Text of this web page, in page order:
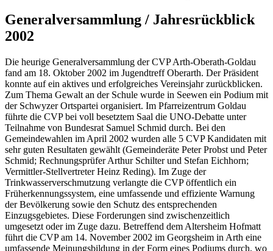
Generalversammlung / Jahresrückblick
2002
Die heurige Generalversammlung der CVP Arth-Oberath-Goldau
fand am 18. Oktober 2002 im Jugendtreff Oberarth. Der Präsident
konnte auf ein aktives und erfolgreiches Vereinsjahr zurückblicken.
Zum Thema Gewalt an der Schule wurde in Seewen ein Podium mit
der Schwyzer Ortspartei organisiert. Im Pfarreizentrum Goldau
führte die CVP bei voll besetztem Saal die UNO-Debatte unter
Teilnahme von Bundesrat Samuel Schmid durch. Bei den
Gemeindewahlen im April 2002 wurden alle 5 CVP Kandidaten mit
sehr guten Resultaten gewählt (Gemeinderäte Peter Probst und Peter
Schmid; Rechnungsprüfer Arthur Schilter und Stefan Eichhorn;
Vermittler-Stellvertreter Heinz Reding). Im Zuge der
Trinkwasserverschmutzung verlangte die CVP öffentlich ein
Früherkennungssystem, eine umfassende und effiziente Warnung
der Bevölkerung sowie den Schutz des entsprechenden
Einzugsgebietes. Diese Forderungen sind zwischenzeitlich
umgesetzt oder im Zuge dazu. Betreffend dem Altersheim Hofmatt
führt die CVP am 14. November 2002 im Georgsheim in Arth eine
umfassende Meinungsbildung in der Form eines Podiums durch, wo